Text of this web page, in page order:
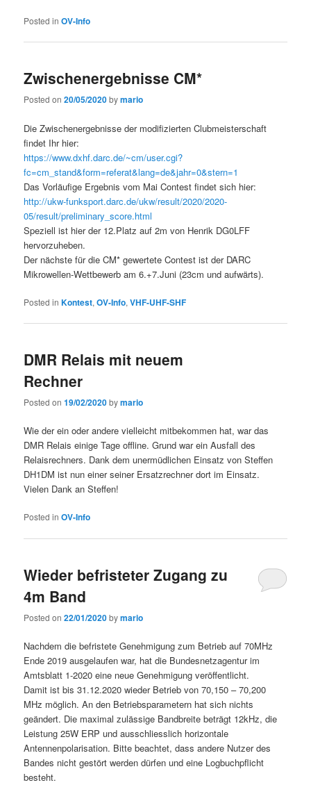
Posted in OV-Info
Zwischenergebnisse CM*
Posted on20/05/2020bymario
Die Zwischenergebnisse der modifizierten Clubmeisterschaft
findet Ihr hier:
https://www.dxhf.darc.de/~cm/user.cgi?
fc=cm_stand&form=referat&lang=de&jahr=0&stern=1
Das Vorläufige Ergebnis vom Mai Contest findet sich hier:
http://ukw-funksport.darc.de/ukw/result/2020/2020-
05/result/preliminary_score.html
Speziell ist hier der 12.Platz auf 2m von Henrik DG0LFF
hervorzuheben.
Der nächste für die CM* gewertete Contest ist der DARC
Mikrowellen-Wettbewerb am 6.+7.Juni (23cm und aufwärts).
Posted in Kontest,OV-Info,VHF-UHF-SHF
DMR Relais mit neuem
Rechner
Posted on19/02/2020bymario
Wie der ein oder andere vielleicht mitbekommen hat, war das
DMR Relais einige Tage offline. Grund war ein Ausfall des
Relaisrechners. Dank dem unermüdlichen Einsatz von Steffen
DH1DM ist nun einer seiner Ersatzrechner dort im Einsatz.
Vielen Dank an Steffen!
Posted in OV-Info
Wieder befristeter Zugang zu
4m Band
Posted on22/01/2020bymario
Nachdem die befristete Genehmigung zum Betrieb auf 70MHz
Ende 2019 ausgelaufen war, hat die Bundesnetzagentur im
Amtsblatt 1-2020 eine neue Genehmigung veröffentlicht.
Damit ist bis 31.12.2020 wieder Betrieb von 70,150 – 70,200
MHz möglich. An den Betriebsparametern hat sich nichts
geändert. Die maximal zulässige Bandbreite beträgt 12kHz, die
Leistung 25W ERP und ausschliesslich horizontale
Antennenpolarisation. Bitte beachtet, dass andere Nutzer des
Bandes nicht gestört werden dürfen und eine Logbuchpflicht
besteht.